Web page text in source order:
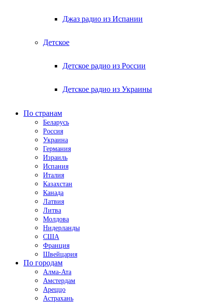
Джаз радио из Испании
Детское
Детское радио из России
Детское радио из Украины
По странам
Беларусь
Россия
Украина
Германия
Израиль
Испания
Италия
Казахстан
Канада
Латвия
Литва
Молдова
Нидерланды
США
Франция
Швейцария
По городам
Алма-Ата
Амстердам
Ареццо
Астрахань